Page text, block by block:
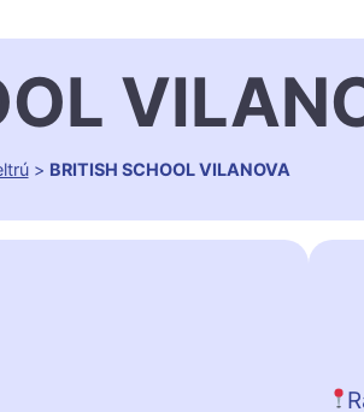
> BRITISH SCHOOL VILANOVA